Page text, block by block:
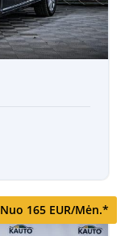
Nuo 165 EUR/Mėn.*